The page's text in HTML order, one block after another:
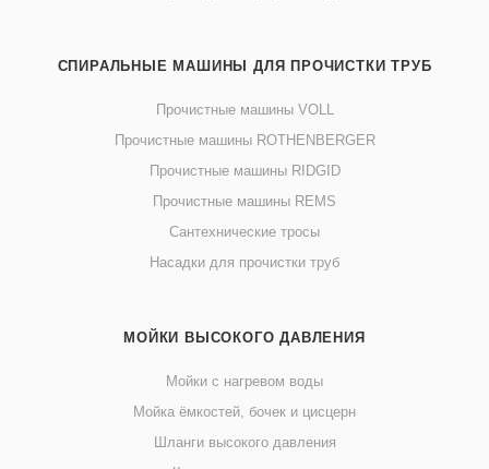
СПИРАЛЬНЫЕ МАШИНЫ ДЛЯ ПРОЧИСТКИ ТРУБ
Прочистные машины VOLL
Прочистные машины ROTHENBERGER
Прочистные машины RIDGID
Прочистные машины REMS
Сантехнические тросы
Насадки для прочистки труб
МОЙКИ ВЫСОКОГО ДАВЛЕНИЯ
Мойки с нагревом воды
Мойка ёмкостей, бочек и цисцерн
Шланги высокого давления